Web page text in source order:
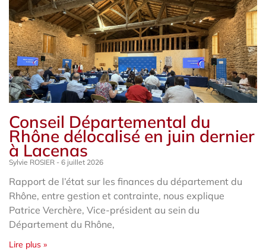
Conseil Départemental du
Rhône délocalisé en juin dernier
à Lacenas
Sylvie ROSIER 6 juillet 2026
Rapport de l’état sur les finances du département du
Rhône, entre gestion et contrainte, nous explique
Patrice Verchère, Vice-président au sein du
Département du Rhône,
Lire plus »